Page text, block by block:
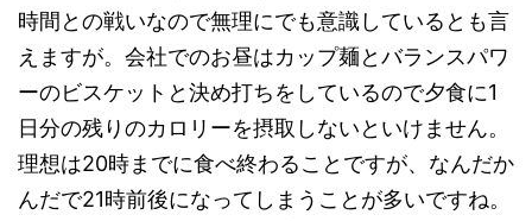
時間との戦いなので無理にでも意識しているとも言
えますが。会社でのお昼はカップ麺とバランスパワ
ーのビスケットと決め打ちをしているので夕食に1
日分の残りのカロリーを摂取しないといけません。
理想は20時までに食べ終わることですが、なんだか
んだで21時前後になってしまうことが多いですね。